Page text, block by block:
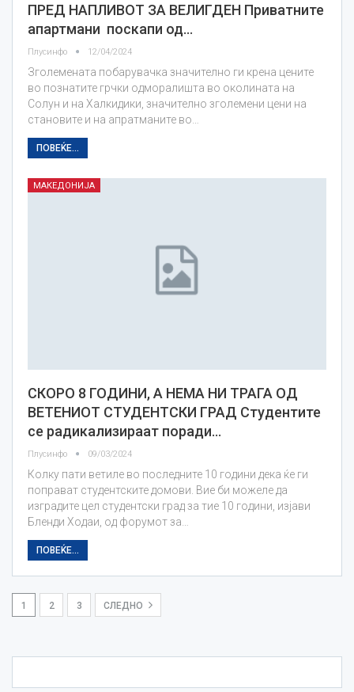
ПРЕД НАПЛИВОТ ЗА ВЕЛИГДЕН Приватните
апартмани поскапи од…
Плусинфо 12/04/2024
Зголемената побарувачка значително ги крена цените
во познатите грчки одморалишта во околината на
Солун и на Халкидики, значително зголемени цени на
становите и на апратманите во…
ПОВЕЌЕ...
МАКЕДОНИЈА
СКОРО 8 ГОДИНИ, А НЕМА НИ ТРАГА ОД
ВЕТЕНИОТ СТУДЕНТСКИ ГРАД Студентите
се радикализираат поради…
Плусинфо 09/03/2024
Колку пати ветиле во последните 10 години дека ќе ги
поправат студентските домови. Вие би можеле да
изградите цел студентски град за тие 10 години, изјави
Бленди Ходаи, од форумот за…
ПОВЕЌЕ...
1 2 3 СЛЕДНО